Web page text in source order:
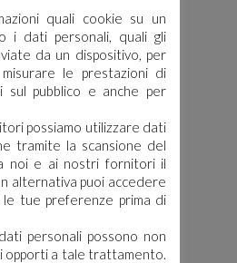
quali cookie su un
i dati personali, quali gli
da un dispositivo, per
le prestazioni di
sul pubblico e anche per
possiamo utilizzare dati
tramite la scansione del
noi e ai nostri fornitori il
alternativa puoi accedere
tue preferenze prima di
personali possono non
opporti a tale trattamento.